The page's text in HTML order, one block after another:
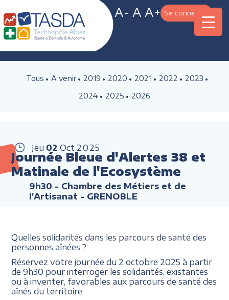
A- A A+ Se connecter
Tous A venir 2019 2020 2021 2022
2023
2024
2025 2026
Jeu 02 Oct 2025
Journée Bleue d'Alertes 38 et
Matinale de l'Ecosystème
9h30 - Chambre des Métiers et de
l'Artisanat - GRENOBLE
Quelles solidarités dans les parcours de santé des
personnes aînées ?
Réservez votre journée du 2 octobre 2025 à partir
de 9h30 pour interroger les solidarités, existantes
ou à inventer, favorables aux parcours de santé des
aînés du territoire.